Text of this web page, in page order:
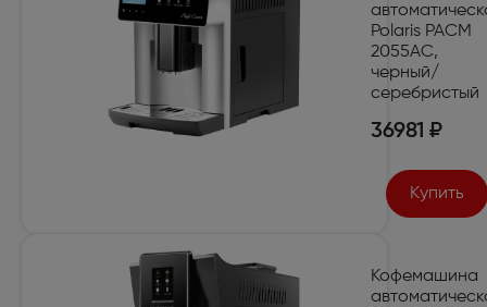
Polaris PACM
2055AC,
черный/
серебристый
36981 ₽
Купить
Кофемашина